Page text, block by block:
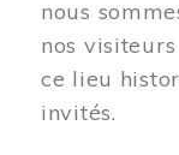
nous
nos
ce lieu
invités.